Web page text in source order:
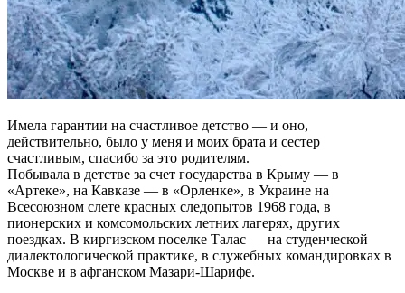
Имела гарантии на счастливое детство — и оно,
действительно, было у меня и моих брата и сестер
счастливым, спасибо за это родителям.
Побывала в детстве за счет государства в Крыму — в
«Артеке», на Кавказе — в «Орленке», в Украине на
Всесоюзном слете красных следопытов 1968 года, в
пионерских и комсомольских летних лагерях, других
поездках. В киргизском поселке Талас — на студенческой
диалектологической практике, в служебных командировках в
Москве и в афганском Мазари-Шарифе.